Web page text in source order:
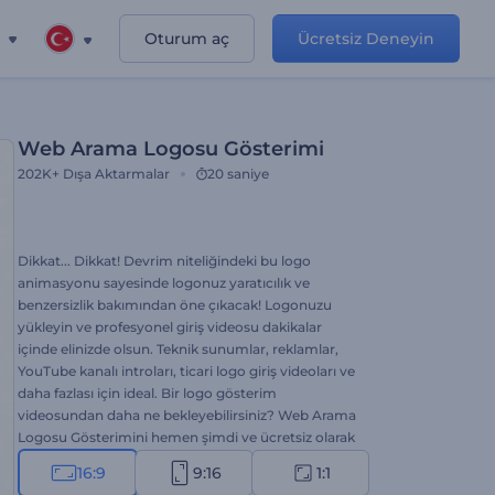
Oturum aç Ücretsiz Deneyin
Web Arama Logosu Gösterimi
202K+ Dışa Aktarmalar 20 saniye
Dikkat... Dikkat! Devrim niteliğindeki bu logo
animasyonu sayesinde logonuz yaratıcılık ve
benzersizlik bakımından öne çıkacak! Logonuzu
yükleyin ve profesyonel giriş videosu dakikalar
içinde elinizde olsun. Teknik sunumlar, reklamlar,
YouTube kanalı introları, ticari logo giriş videoları ve
daha fazlası için ideal. Bir logo gösterim
videosundan daha ne bekleyebilirsiniz? Web Arama
Logosu Gösterimini hemen şimdi ve ücretsiz olarak
deneyin!
16:9 9:16 1:1